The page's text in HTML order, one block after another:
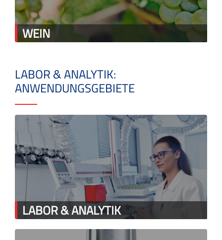
WEIN
LABOR & ANALYTIK:
ANWENDUNGSGEBIETE
LABOR & ANALYTIK